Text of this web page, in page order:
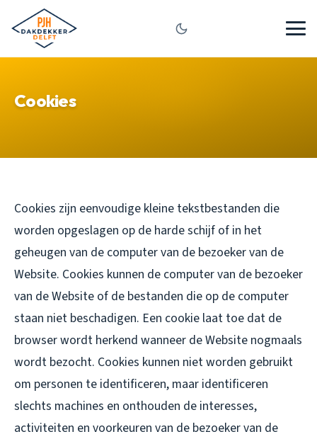
Cookies
Cookies zijn eenvoudige kleine tekstbestanden die
worden opgeslagen op de harde schijf of in het
geheugen van de computer van de bezoeker van de
Website. Cookies kunnen de computer van de bezoeker
van de Website of de bestanden die op de computer
staan niet beschadigen. Een cookie laat toe dat de
browser wordt herkend wanneer de Website nogmaals
wordt bezocht. Cookies kunnen niet worden gebruikt
om personen te identificeren, maar identificeren
slechts machines en onthouden de interesses,
activiteiten en voorkeuren van de bezoeker van de